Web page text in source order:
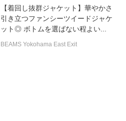
【着回し抜群ジャケット】華やかさ
引き立つファンシーツイードジャケ
ット◎ ボトムを選ばない程よい...
BEAMS Yokohama East Exit